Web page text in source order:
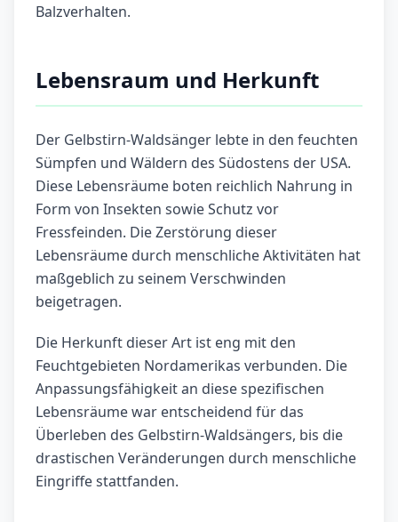
Balzverhalten.
Lebensraum und Herkunft
Der Gelbstirn-Waldsänger lebte in den feuchten
Sümpfen und Wäldern des Südostens der USA.
Diese Lebensräume boten reichlich Nahrung in
Form von Insekten sowie Schutz vor
Fressfeinden. Die Zerstörung dieser
Lebensräume durch menschliche Aktivitäten hat
maßgeblich zu seinem Verschwinden
beigetragen.
Die Herkunft dieser Art ist eng mit den
Feuchtgebieten Nordamerikas verbunden. Die
Anpassungsfähigkeit an diese spezifischen
Lebensräume war entscheidend für das
Überleben des Gelbstirn-Waldsängers, bis die
drastischen Veränderungen durch menschliche
Eingriffe stattfanden.